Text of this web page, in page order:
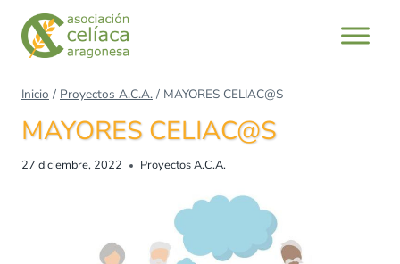
Inicio / Proyectos A.C.A. / MAYORES CELIAC@S
MAYORES CELIAC@S
27 diciembre, 2022 Proyectos A.C.A.